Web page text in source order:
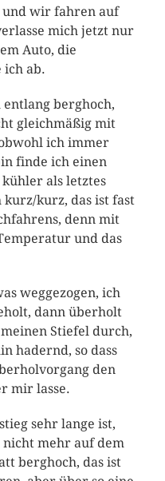
wir fahren auf
mich jetzt nur
Auto, die
ich ab.
berghoch,
gleichmäßig mit
ich immer
finde ich einen
als letztes
kurz, das ist fast
denn mit
und das
weggezogen, ich
dann überholt
Stiefel durch,
hadernd, so dass
den
mir lasse.
sehr lange ist,
nicht mehr auf dem
berghoch, das ist